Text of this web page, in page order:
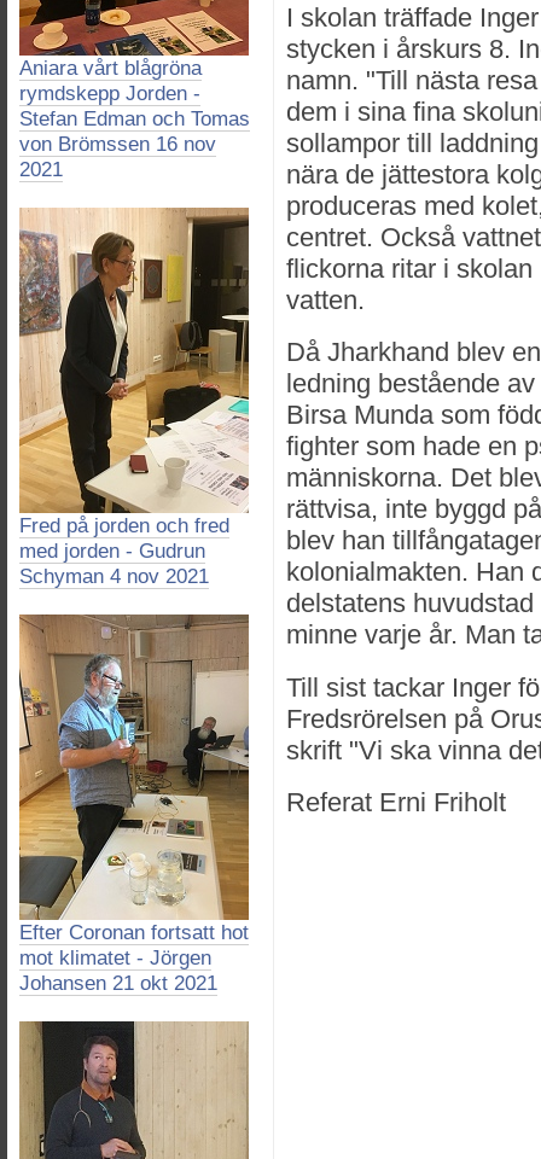
Aniara vårt blågröna
rymdskepp Jorden -
Stefan Edman och Tomas
von Brömssen 16 nov
2021
Fred på jorden och fred
med jorden - Gudrun
Schyman 4 nov 2021
Efter Coronan fortsatt hot
mot klimatet - Jörgen
Johansen 21 okt 2021
I skolan träffade
stycken i årskurs 8.
namn. "Till nästa
dem i sina fina
sollampor till
nära de jättestora
produceras med
centret. Också
flickorna ritar i
vatten.
Då Jharkhand blev
ledning bestående
Birsa Munda som
fighter som hade en
människorna. Det
rättvisa, inte byggd
blev han
kolonialmakten. Han
delstatens
minne varje år. Man
Till sist tackar Inger
Fredsrörelsen på
skrift "Vi ska vinna
Referat Erni Friholt